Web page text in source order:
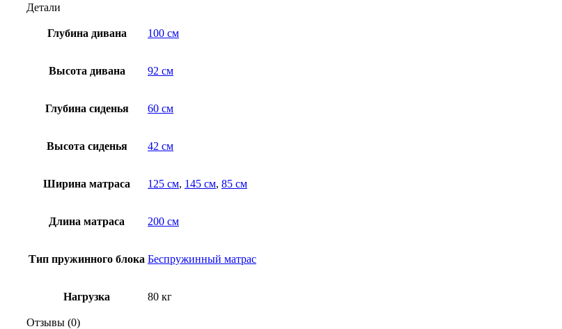
Детали
Глубина дивана 100 см
Высота дивана 92 см
Глубина сиденья 60 см
Высота сиденья 42 см
Ширина матраса 125 см, 145 см, 85 см
Длина матраса 200 см
Тип пружинного блока Беспружинный матрас
Нагрузка 80 кг
Отзывы (0)